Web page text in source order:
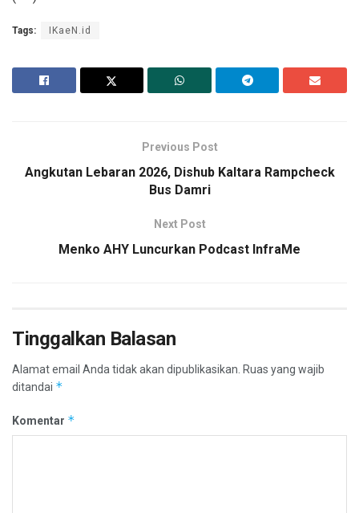
Tags: IKaeN.id
Previous Post
Angkutan Lebaran 2026, Dishub Kaltara Rampcheck
Bus Damri
Next Post
Menko AHY Luncurkan Podcast InfraMe
Tinggalkan Balasan
Alamat email Anda tidak akan dipublikasikan. Ruas yang wajib
ditandai *
Komentar *